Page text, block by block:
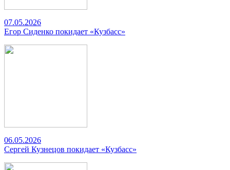
07.05.2026
Егор Сиденко покидает «Кузбасс»
06.05.2026
Сергей Кузнецов покидает «Кузбасс»